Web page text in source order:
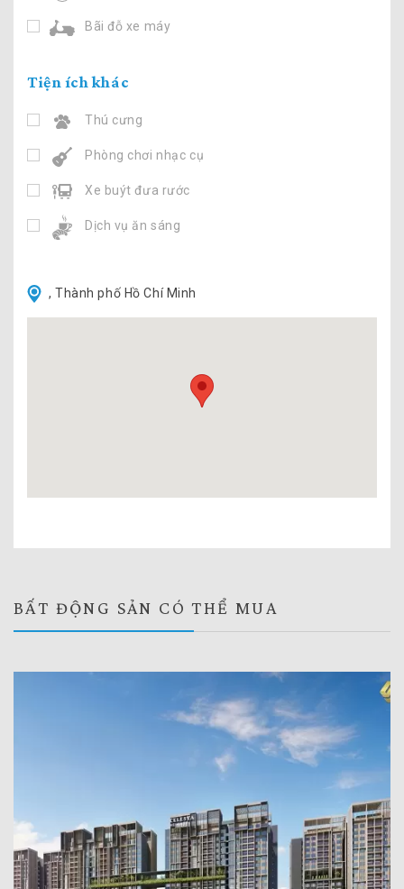
Bãi đỗ xe máy
Tiện ích khác
Thú cưng
Phòng chơi nhạc cụ
Xe buýt đưa rước
Dịch vụ ăn sáng
, Thành phố Hồ Chí Minh
BẤT ĐỘNG SẢN CÓ THỂ MUA